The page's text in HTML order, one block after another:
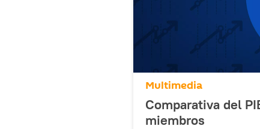
Multimedia
Comparativa del
miembros